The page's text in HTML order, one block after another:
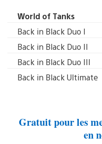
World of Tanks
Back in Black Duo I
Back in Black Duo II
Back in Black Duo III
Back in Black Ultimate
Gratuit pour les
en